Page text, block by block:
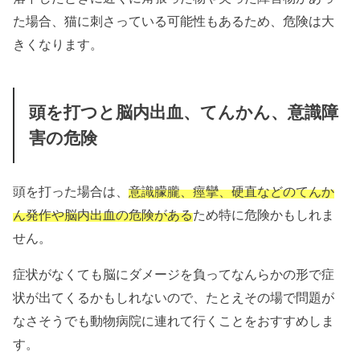
た場合、猫に刺さっている可能性もあるため、危険は大
きくなります。
頭を打つと脳内出血、てんかん、意識障
害の危険
頭を打った場合は、意識朦朧、痙攣、硬直などのてんか
ん発作や脳内出血の危険があるため特に危険かもしれま
せん。
症状がなくても脳にダメージを負ってなんらかの形で症
状が出てくるかもしれないので、たとえその場で問題が
なさそうでも動物病院に連れて行くことをおすすめしま
す。